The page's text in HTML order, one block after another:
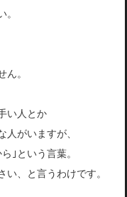
ん。
い人とか
がいますが、
｣という言葉。
、と言うわけです。